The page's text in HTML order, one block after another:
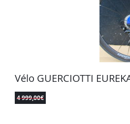
Vélo GUERCIOTTI
4 999,00€